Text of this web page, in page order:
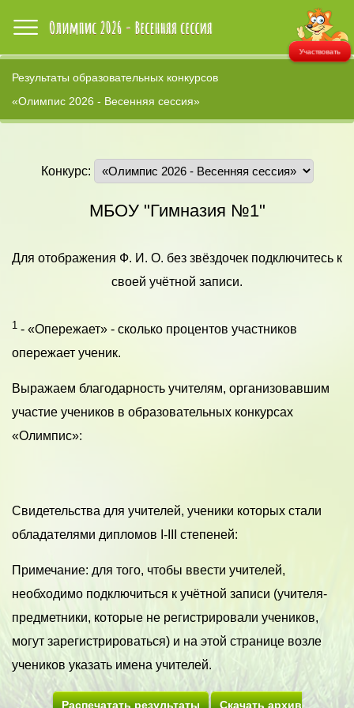
Участвовать
Результаты образовательных конкурсов
«Олимпис 2026 - Весенняя сессия»
Конкурс:
МБОУ "Гимназия №1"
Для отображения Ф. И. О. без звёздочек подключитесь к
своей учётной записи.
1 - «Опережает» - сколько процентов участников
опережает ученик.
Выражаем благодарность учителям, организовавшим
участие учеников в образовательных конкурсах
«Олимпис»:
Свидетельства для учителей, ученики которых стали
обладателями дипломов I-III степеней:
Примечание: для того, чтобы ввести учителей,
необходимо подключиться к учётной записи (учителя-
предметники, которые не регистрировали учеников,
могут зарегистрироваться) и на этой странице возле
учеников указать имена учителей.
Распечатать результаты Скачать архив